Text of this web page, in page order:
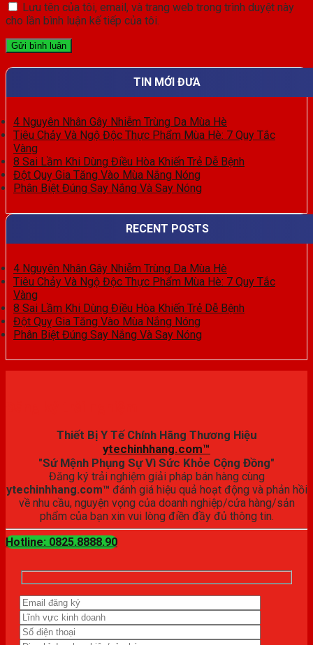
Lưu tên của tôi, email, và trang web trong trình duyệt này
cho lần bình luận kế tiếp của tôi.
TIN MỚI ĐƯA
4 Nguyên Nhân Gây Nhiễm Trùng Da Mùa Hè
Tiêu Chảy Và Ngộ Độc Thực Phẩm Mùa Hè: 7 Quy Tắc
Vàng
8 Sai Lầm Khi Dùng Điều Hòa Khiến Trẻ Dễ Bệnh
Đột Quỵ Gia Tăng Vào Mùa Nắng Nóng
Phân Biệt Đúng Say Nắng Và Say Nóng
RECENT POSTS
4 Nguyên Nhân Gây Nhiễm Trùng Da Mùa Hè
Tiêu Chảy Và Ngộ Độc Thực Phẩm Mùa Hè: 7 Quy Tắc
Vàng
8 Sai Lầm Khi Dùng Điều Hòa Khiến Trẻ Dễ Bệnh
Đột Quỵ Gia Tăng Vào Mùa Nắng Nóng
Phân Biệt Đúng Say Nắng Và Say Nóng
Thiết Bị Y Tế Chính Hãng Thương Hiệu
ytechinhhang.com™
"Sứ Mệnh Phụng Sự Vì Sức Khỏe Cộng Đồng"
Đăng ký trải nghiệm giải pháp bán hàng cùng
ytechinhhang.com™ đánh giá hiệu quả hoạt động và phản hồi
về nhu cầu, nguyện vọng của doanh nghiệp/cửa hàng/sản
phẩm của bạn xin vui lòng điền đầy đủ thông tin.
Hotline: 0825.8888.90